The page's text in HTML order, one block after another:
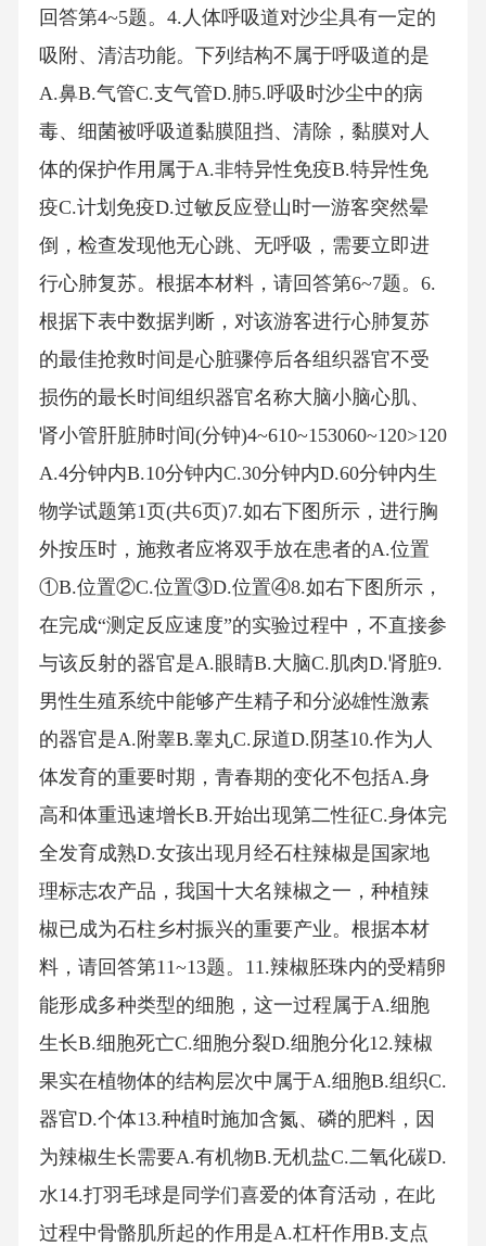
回答第4~5题。4.人体呼吸道对沙尘具有一定的
吸附、清洁功能。下列结构不属于呼吸道的是
A.鼻B.气管C.支气管D.肺5.呼吸时沙尘中的病
毒、细菌被呼吸道黏膜阻挡、清除，黏膜对人
体的保护作用属于A.非特异性免疫B.特异性免
疫C.计划免疫D.过敏反应登山时一游客突然晕
倒，检查发现他无心跳、无呼吸，需要立即进
行心肺复苏。根据本材料，请回答第6~7题。6.
根据下表中数据判断，对该游客进行心肺复苏
的最佳抢救时间是心脏骤停后各组织器官不受
损伤的最长时间组织器官名称大脑小脑心肌、
肾小管肝脏肺时间(分钟)4~610~153060~120>120
A.4分钟内B.10分钟内C.30分钟内D.60分钟内生
物学试题第1页(共6页)7.如右下图所示，进行胸
外按压时，施救者应将双手放在患者的A.位置
①B.位置②C.位置③D.位置④8.如右下图所示，
在完成“测定反应速度”的实验过程中，不直接参
与该反射的器官是A.眼睛B.大脑C.肌肉D.肾脏9.
男性生殖系统中能够产生精子和分泌雄性激素
的器官是A.附睾B.睾丸C.尿道D.阴茎10.作为人
体发育的重要时期，青春期的变化不包括A.身
高和体重迅速增长B.开始出现第二性征C.身体完
全发育成熟D.女孩出现月经石柱辣椒是国家地
理标志农产品，我国十大名辣椒之一，种植辣
椒已成为石柱乡村振兴的重要产业。根据本材
料，请回答第11~13题。11.辣椒胚珠内的受精卵
能形成多种类型的细胞，这一过程属于A.细胞
生长B.细胞死亡C.细胞分裂D.细胞分化12.辣椒
果实在植物体的结构层次中属于A.细胞B.组织C.
器官D.个体13.种植时施加含氮、磷的肥料，因
为辣椒生长需要A.有机物B.无机盐C.二氧化碳D.
水14.打羽毛球是同学们喜爱的体育活动，在此
过程中骨骼肌所起的作用是A.杠杆作用B.支点